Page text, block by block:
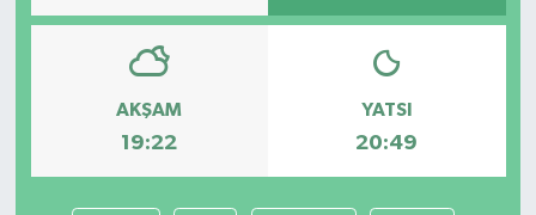
AKŞAM
19:22
YATSI
20:49